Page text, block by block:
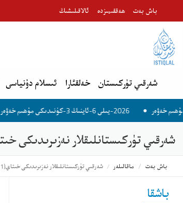
ئالاقىلىشىڭ ھەققىمىزدە باش بەت
ئىسلام دۇنياسى خەلقئارا شەرقىي تۈركىستان
2026-يىلى 6-ئاينىڭ 4-كۈنىدىكى مۇھىم خەۋەر 2026-يىلى 6-ئاينىڭ 3-كۈنىدىكى مۇھىم خەۋەر
شەرقىي تۈركىستانلىقلار نەزىرىدىكى
باش بەت ماقالىلەر شەرقىي تۈركىستانلىقلار نەزىرىدىكى خىتاي(1)
باشقا